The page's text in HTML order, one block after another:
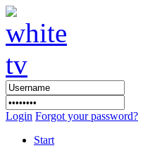
Login Forgot your password?
Start